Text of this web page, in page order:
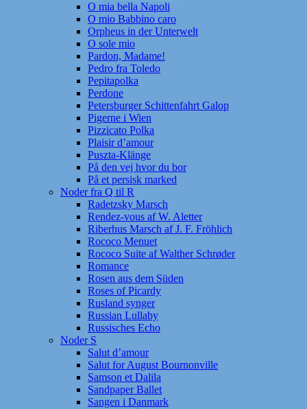
O mia bella Napoli
O mio Babbino caro
Orpheus in der Unterwelt
O sole mio
Pardon, Madame!
Pedro fra Toledo
Pepitapolka
Perdone
Petersburger Schittenfahrt Galop
Pigerne i Wien
Pizzicato Polka
Plaisir d’amour
Puszta-Klänge
På den vej hvor du bor
På et persisk marked
Noder fra Q til R
Radetzsky Marsch
Rendez-vous af W. Aletter
Riberhus Marsch af J. F. Fröhlich
Rococo Menuet
Rococo Suite af Walther Schrøder
Romance
Rosen aus dem Süden
Roses of Picardy
Rusland synger
Russian Lullaby
Russisches Echo
Noder S
Salut d’amour
Salut for August Bournonville
Samson et Dalila
Sandpaper Ballet
Sangen i Danmark